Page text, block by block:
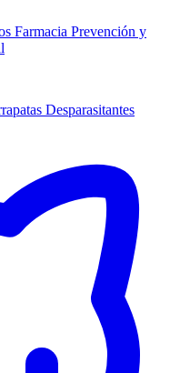
Farmacia Prevención y
Desparasitantes